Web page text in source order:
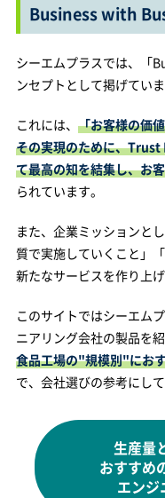
Business with
シーエムプラスでは、「
ンセプトとして掲げていま
これには、 「お客様の価
その実現のために、
て最高の知を結集し、お
られています。
また、企業ミッションと
質で実施していくこと」
新たなサービスを作り上
このサイトではシーエム
ニアリング会社の製品を
食品工場の"規模別"にお
で、会社選びの参考にして
生産量
おすすめ
エンジ